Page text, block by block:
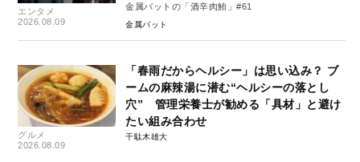
エンタメ
2026.08.09
金属バットの「酒辛肉鮪」#61
金属バット
グルメ
2026.08.09
「春雨だからヘルシー」は思い込み？ ブ
ームの麻辣湯に潜む“ヘルシーの落とし
穴” 管理栄養士が勧める「具材」と避け
たい組み合わせ
千駄木雄大